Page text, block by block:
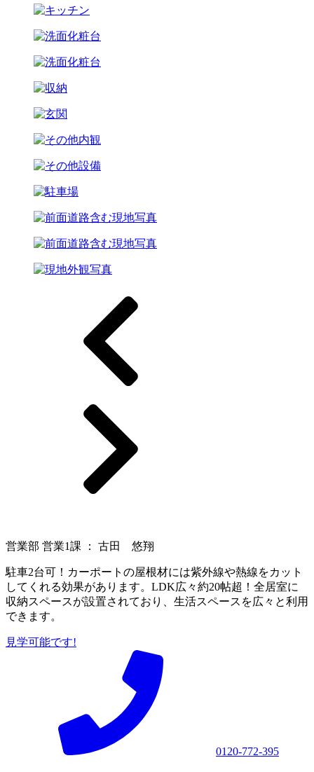
営業部 営業1課 ： 古田 悠翔
駐車2台可！カーポートの屋根材には紫外線や熱線をカット
してくれる効果があります。LDK広々約20帖超！全居室に
収納スペースが設置されており、生活スペースを広々と利用
できます。
見学可能です!
0120-772-395